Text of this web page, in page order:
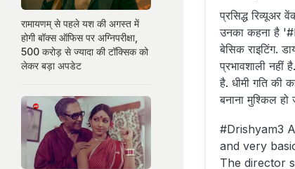
प्रसिद्ध रिव्यूअर
उनका कहना है
बेसिक राइटिंग.
प्रभावशाली
है. धीमी गति की
बनाना मुश्किल
#Drishyam3
and very
The director
रामायणम् से पहले यश की अगस्त में
होगी बॉक्स ऑफिस पर अग्निपरीक्षा,
500 करोड़ से ज्यादा की टॉक्सिक को
लेकर बड़ा अपडेट